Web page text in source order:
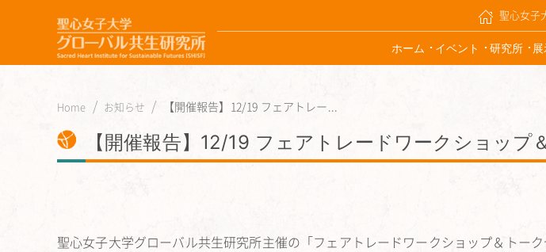
聖心女子
ホーム イベント 研究所
Home お知らせ 【開催報告】12/19 フェアトレー...
【開催報告】12/19 フェアトレードワークショップ
聖心女子大学グローバル共生研究所主催の「フェアトレードワークショップ＆トー